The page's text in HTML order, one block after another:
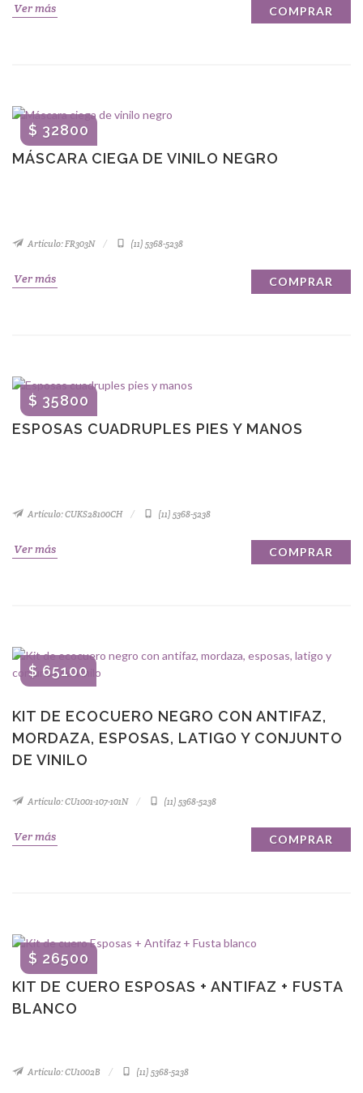
Ver más COMPRAR
MÁSCARA CIEGA DE VINILO NEGRO
$ 32800
Artículo: FR303N (11) 5368-5238
Ver más COMPRAR
ESPOSAS CUADRUPLES PIES Y MANOS
$ 35800
Artículo: CUKS28100CH (11) 5368-5238
Ver más COMPRAR
KIT DE ECOCUERO NEGRO CON ANTIFAZ,
MORDAZA, ESPOSAS, LATIGO Y CONJUNTO
DE VINILO
$ 65100
Artículo: CU1001-107-101N (11) 5368-5238
Ver más COMPRAR
KIT DE CUERO ESPOSAS + ANTIFAZ + FUSTA
BLANCO
$ 26500
Artículo: CU1002B (11) 5368-5238